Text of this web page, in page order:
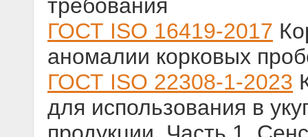
требования
ГОСТ ISO 16419-2017
аномалии корковых
ГОСТ ISO 22308-1-2023
для использования в